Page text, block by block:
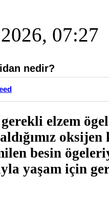
07:27
nedir?
elzem
oksijen
besin
yaşam için